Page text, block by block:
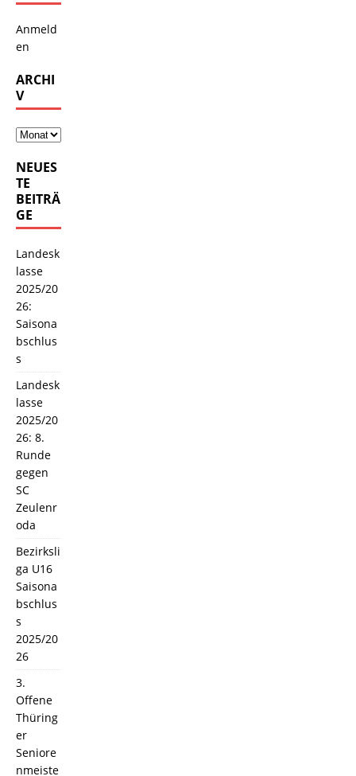
Anmeld
en
ARCHI
V
NEUES
TE
BEITRÄ
GE
Landesk
lasse
2025/20
26:
Saisona
bschlus
s
Landesk
lasse
2025/20
26: 8.
Runde
gegen
SC
Zeulenr
oda
Bezirksli
ga U16
Saisona
bschlus
s
2025/20
26
3.
Offene
Thüring
er
Seniore
nmeiste